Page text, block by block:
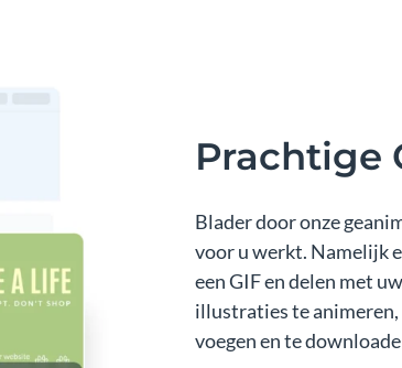
Prachtige
Blader door onze
voor u werkt. Namelijk
een GIF en delen met
illustraties te
voegen en te